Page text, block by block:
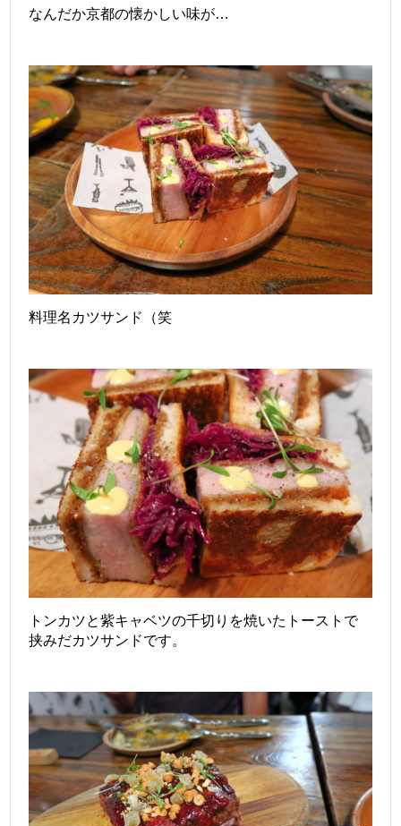
なんだか京都の懐かしい味が…
料理名カツサンド（笑
トンカツと紫キャベツの千切り を焼いたトーストで
挟みだカツサンドです。